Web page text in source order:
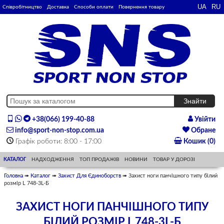
Співробітництво Доставка Способи оплати Повернення товару
+38(066) 199-40-88
info@sport-non-stop.com.ua
Графік роботи: 8:00 - 17:00
Увійти
Обране
Кошик (0)
КАТАЛОГ НАДХОДЖЕННЯ ТОП ПРОДАЖІВ НОВИНИ ТОВАР У ДОРОЗІ
Головна ➠ Каталог ➠ Захист Для Єдиноборств ➠ Захист ноги панчішного типу білий
розмір L 748-3L-Б
ЗАХИСТ НОГИ ПАНЧІШНОГО ТИПУ